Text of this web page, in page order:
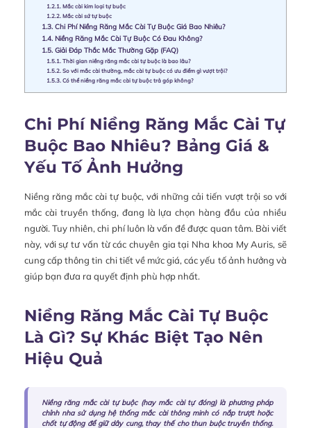
1.2.1. Mắc cài kim loại tự buộc
1.2.2. Mắc cài sứ tự buộc
1.3. Chi Phí Niềng Răng Mắc Cài Tự Buộc Giá Bao Nhiêu?
1.4. Niềng Răng Mắc Cài Tự Buộc Có Đau Không?
1.5. Giải Đáp Thắc Mắc Thường Gặp (FAQ)
1.5.1. Thời gian niềng răng mắc cài tự buộc là bao lâu?
1.5.2. So với mắc cài thường, mắc cài tự buộc có ưu điểm gì vượt trội?
1.5.3. Có thể niềng răng mắc cài tự buộc trả góp không?
Chi Phí Niềng Răng Mắc Cài Tự
Buộc Bao Nhiêu? Bảng Giá &
Yếu Tố Ảnh Hưởng
Niềng răng mắc cài tự buộc, với những cải tiến vượt trội so với
mắc cài truyền thống, đang là lựa chọn hàng đầu của nhiều
người. Tuy nhiên, chi phí luôn là vấn đề được quan tâm. Bài viết
này, với sự tư vấn từ các chuyên gia tại Nha khoa My Auris, sẽ
cung cấp thông tin chi tiết về mức giá, các yếu tố ảnh hưởng và
giúp bạn đưa ra quyết định phù hợp nhất.
Niềng Răng Mắc Cài Tự Buộc
Là Gì? Sự Khác Biệt Tạo Nên
Hiệu Quả
Niềng răng mắc cài tự buộc (hay mắc cài tự đóng) là phương pháp
chỉnh nha sử dụng hệ thống mắc cài thông minh có nắp trượt hoặc
chốt tự động để giữ dây cung, thay thế cho thun buộc truyền thống.